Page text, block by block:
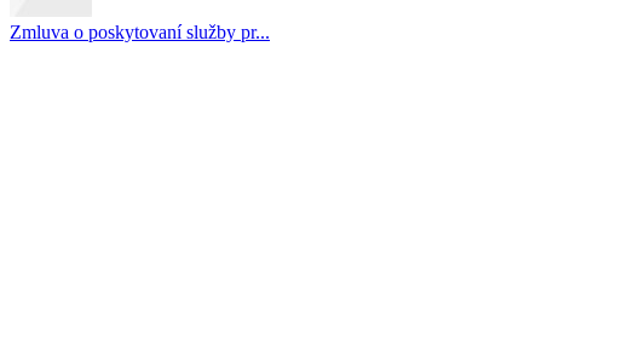
Zmluva o poskytovaní služby pr...